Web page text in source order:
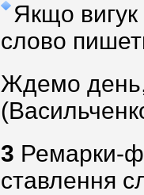
Якщо вигук
слово
Ждемо
3 Ремарки-
ставлення